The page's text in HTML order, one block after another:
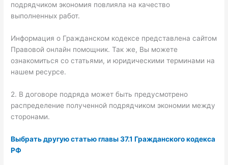
подрядчиком экономия повлияла на качество
выполненных работ.
Информация о Гражданском кодексе представлена сайтом
Правовой онлайн помощник. Так же, Вы можете
ознакомиться со статьями, и юридическими терминами на
нашем ресурсе.
2. В договоре подряда может быть предусмотрено
распределение полученной подрядчиком экономии между
сторонами.
Выбрать другую статью главы 37.1 Гражданского кодекса
РФ